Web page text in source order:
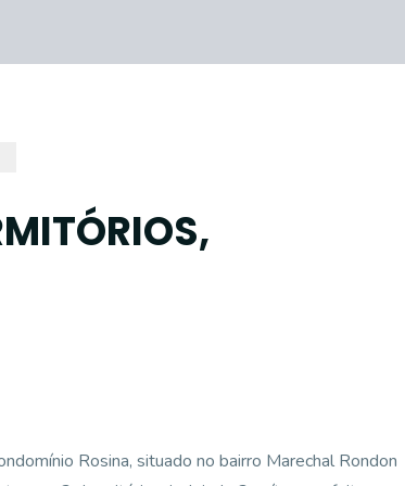
Rosina, situado no bairro Marechal Rondon